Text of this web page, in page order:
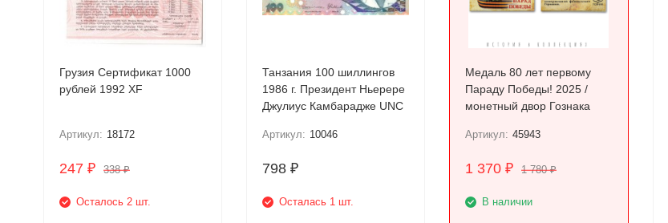
Грузия Сертификат 1000
рублей 1992 XF
Артикул: 18172
247 ₽ 338₽
Осталось 2 шт.
Танзания 100 шиллингов
1986 г. Президент Ньерере
Джулиус Камбарадже UNC
Артикул: 10046
798 ₽
Осталась 1 шт.
Медаль 80 лет первому
Параду Победы! 2025 /
монетный двор Гознака
Артикул: 45943
1 370₽ 1 780₽
В наличии